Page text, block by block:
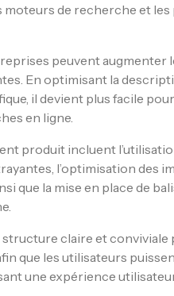
de recherche et
peuvent augmenter
En optimisant la
il devient plus facile
en ligne.
produit incluent
l’optimisation des
que la mise en place de
structure claire et
que les utilisateurs
une expérience